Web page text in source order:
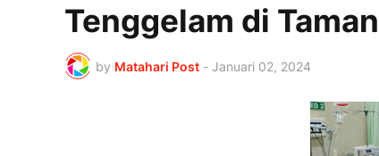
Tenggelam di
by Matahari Post - Januari 02, 2024